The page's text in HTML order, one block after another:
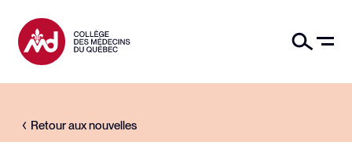
Retour aux nouvelles